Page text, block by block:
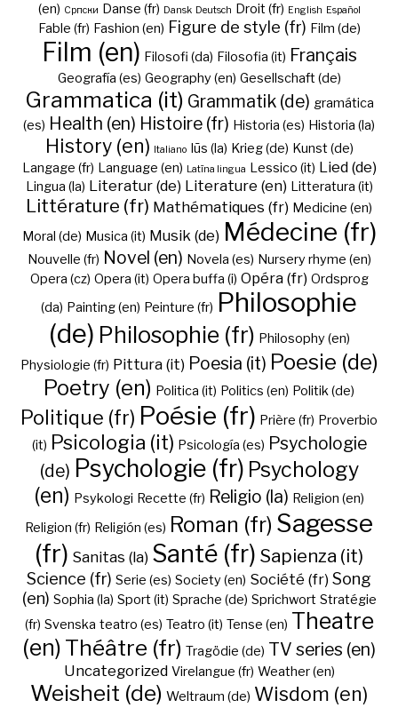
(en) Cрпски Danse (fr) Dansk Deutsch Droit (fr) English Español
Fable (fr) Fashion (en) Figure de style (fr) Film (de)
Film (en) Filosofi (da) Filosofia (it) Français
Geografía (es) Geography (en) Gesellschaft (de)
Grammatica (it) Grammatik (de) gramática
(es) Health (en) Histoire (fr) Historia (es) Historia (la)
History (en) Italiano Iūs (la) Krieg (de) Kunst (de)
Langage (fr) Language (en) Latīna lingua Lessico (it) Lied (de)
Lingua (la) Literatur (de) Literature (en) Litteratura (it)
Littérature (fr) Mathématiques (fr) Medicine (en)
Moral (de) Musica (it) Musik (de) Médecine (fr)
Nouvelle (fr) Novel (en) Novela (es) Nursery rhyme (en)
Opera (cz) Opera (it) Opera buffa (i) Opéra (fr) Ordsprog
(da) Painting (en) Peinture (fr) Philosophie
(de) Philosophie (fr) Philosophy (en)
Physiologie (fr) Pittura (it) Poesia (it) Poesie (de)
Poetry (en) Politica (it) Politics (en) Politik (de)
Politique (fr) Poésie (fr) Prière (fr) Proverbio
(it) Psicologia (it) Psicología (es) Psychologie
(de) Psychologie (fr) Psychology
(en) Psykologi Recette (fr) Religio (la) Religion (en)
Religion (fr) Religión (es) Roman (fr) Sagesse
(fr) Sanitas (la) Santé (fr) Sapienza (it)
Science (fr) Serie (es) Society (en) Société (fr) Song
(en) Sophia (la) Sport (it) Sprache (de) Sprichwort Stratégie
(fr) Svenska teatro (es) Teatro (it) Tense (en) Theatre
(en) Théâtre (fr) Tragödie (de) TV series (en)
Uncategorized Virelangue (fr) Weather (en)
Weisheit (de) Weltraum (de) Wisdom (en)